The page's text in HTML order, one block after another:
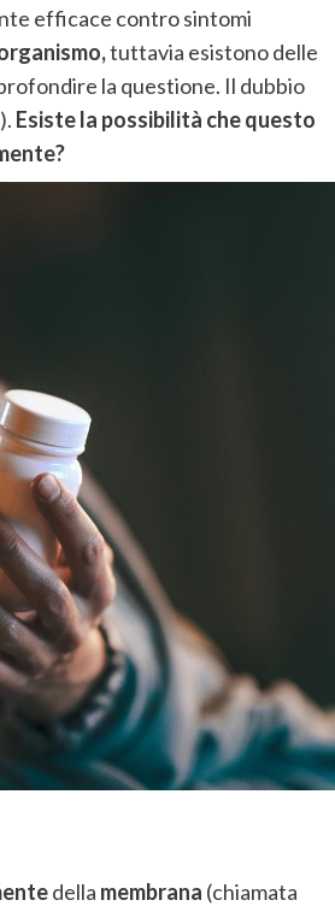
efficace contro sintomi
tuttavia esistono delle
la questione. Il dubbio
Esiste la possibilità che questo
della membrana (chiamata